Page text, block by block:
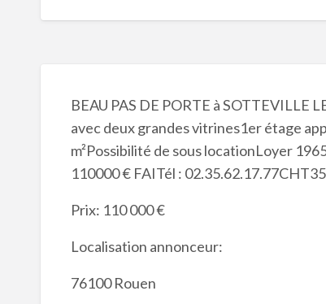
BEAU PAS DE PORTE à SOTTEVILLE
avec deux grandes vitrines1er étage
m²Possibilité de sous locationLoyer
110000 € FAITél : 02.35.62.17.77CHT35
Prix: 110 000 €
Localisation annonceur:
76100 Rouen